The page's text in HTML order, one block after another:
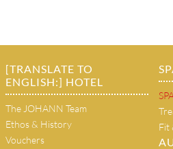
[TRANSLATE TO
ENGLISH:] HOTEL
The JOHANN Team
Ethos & History
Vouchers
Fit